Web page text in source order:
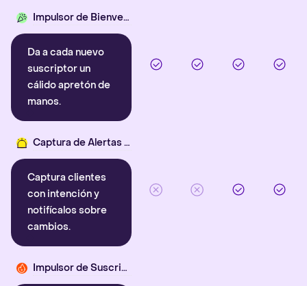
Impulsor de Bienvenida
Da a cada nuevo
suscriptor un
cálido apretón de
manos.
Captura de Alertas Inteligentes
Captura clientes
con intención y
notifícalos sobre
cambios.
Impulsor de Suscriptores